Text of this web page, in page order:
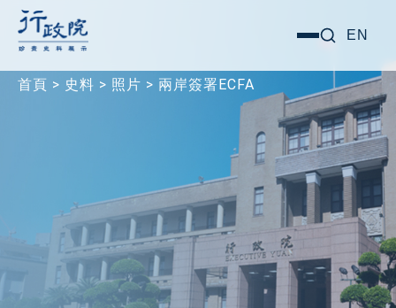
主
選
EN
首頁 > 史料 > 照片 > 兩岸簽署ECFA